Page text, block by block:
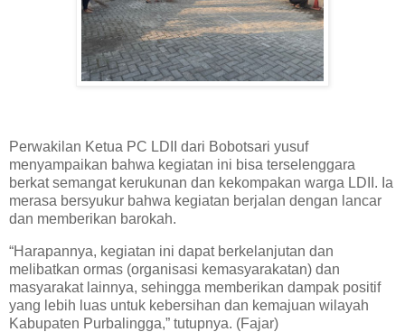
Perwakilan Ketua PC LDII dari Bobotsari yusuf
menyampaikan bahwa kegiatan ini bisa terselenggara
berkat semangat kerukunan dan kekompakan warga LDII. Ia
merasa bersyukur bahwa kegiatan berjalan dengan lancar
dan memberikan barokah.
“Harapannya, kegiatan ini dapat berkelanjutan dan
melibatkan ormas (organisasi kemasyarakatan) dan
masyarakat lainnya, sehingga memberikan dampak positif
yang lebih luas untuk kebersihan dan kemajuan wilayah
Kabupaten Purbalingga,” tutupnya. (Fajar)